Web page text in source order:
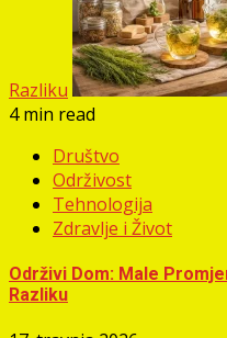
Razliku
4 min read
Društvo
Održivost
Tehnologija
Zdravlje i Život
Održivi Dom: Male
Razliku